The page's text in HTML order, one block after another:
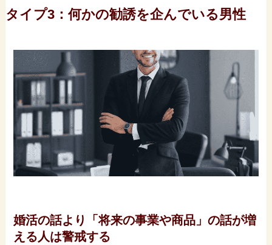
タイプ3：何かの勧誘を企んでいる男性
婚活の話より「将来の事業や商品」の話が増
える人は警戒する